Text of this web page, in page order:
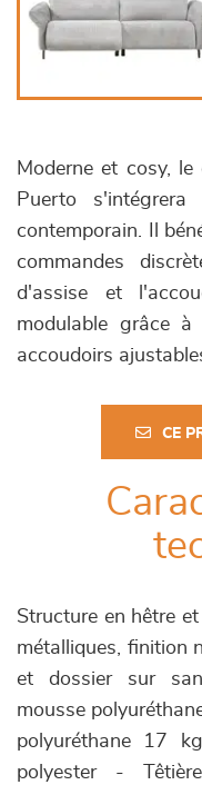
Moderne et cosy,
Puerto
contemporain. Il
commandes
d'assise et
modulable grâce
accoudoirs
CE
Structure en hêtre
métalliques, finition
et dossier sur
mousse
polyuréthane 17
polyester -